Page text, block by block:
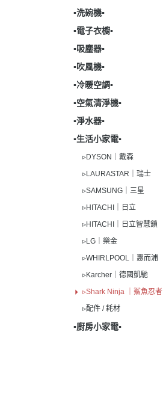
▪︎洗碗機▪︎
▪︎電子衣櫥▪︎
▪︎吸塵器▪︎
▪︎吹風機▪︎
▪︎冷暖空調▪︎
▪︎空氣清淨機▪︎
▪︎淨水器▪︎
▪︎生活小家電▪︎
▹DYSON｜戴森
▹LAURASTAR｜瑞士
▹SAMSUNG｜三星
▹HITACHI｜日立
▹HITACHI｜日立智慧鎖
▹LG｜樂金
▹WHIRLPOOL｜惠而浦
▹Karcher｜德國凱馳
▹Shark Ninja ｜鯊魚忍者
▹配件 / 耗材
▪︎廚房小家電▪︎